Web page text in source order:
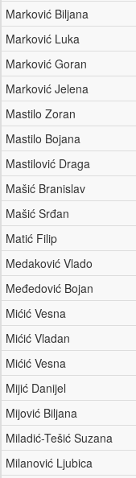
Marković Biljana
Marković Luka
Marković Goran
Marković Jelena
Mastilo Zoran
Mastilo Bojana
Mastilović Draga
Mašić Branislav
Mašić Srđan
Matić Filip
Medaković Vlado
Međedović Bojan
Mićić Vesna
Mićić Vladan
Mićić Vesna
Mijić Danijel
Mijović Biljana
Miladić-Tešić Suzana
Milanović Ljubica